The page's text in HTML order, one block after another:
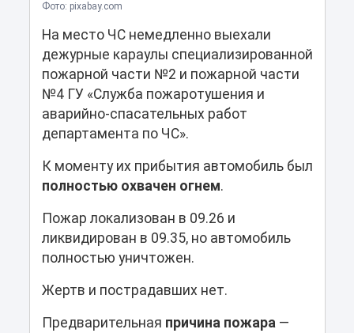
Фото: pixabay.com
На место ЧС немедленно выехали
дежурные караулы специализированной
пожарной части №2 и пожарной части
№4 ГУ «Служба пожаротушения и
аварийно-спасательных работ
департамента по ЧС».
К моменту их прибытия автомобиль был
полностью охвачен огнем.
Пожар локализован в 09.26 и
ликвидирован в 09.35, но автомобиль
полностью уничтожен.
Жертв и пострадавших нет.
Предварительная причина пожара—